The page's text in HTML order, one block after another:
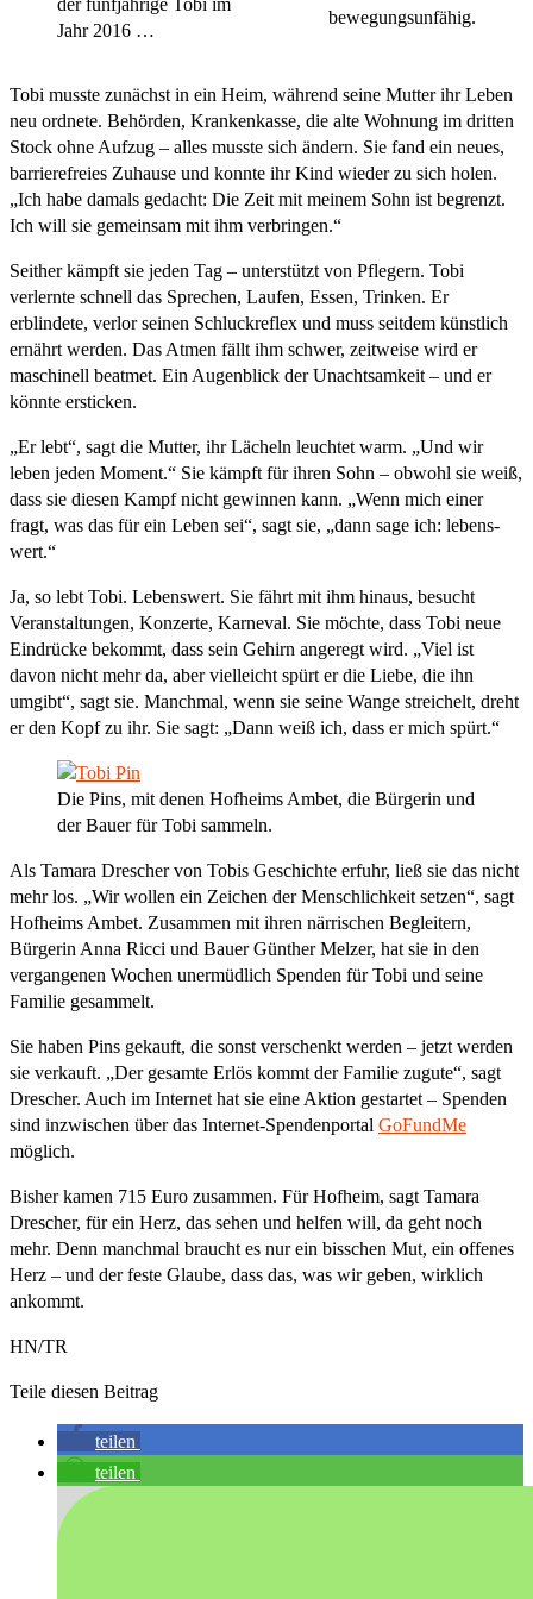
Jahr 2016 …
bewegungsunfähig.
Tobi musste zunächst in ein Heim, während seine Mutter ihr Leben
neu ordnete. Behörden, Krankenkasse, die alte Wohnung im dritten
Stock ohne Aufzug – alles musste sich ändern. Sie fand ein neues,
barrierefreies Zuhause und konnte ihr Kind wieder zu sich holen.
„Ich habe damals gedacht: Die Zeit mit meinem Sohn ist begrenzt.
Ich will sie gemeinsam mit ihm verbringen.“
Seither kämpft sie jeden Tag – unterstützt von Pflegern. Tobi
verlernte schnell das Sprechen, Laufen, Essen, Trinken. Er
erblindete, verlor seinen Schluckreflex und muss seitdem künstlich
ernährt werden. Das Atmen fällt ihm schwer, zeitweise wird er
maschinell beatmet. Ein Augenblick der Unachtsamkeit – und er
könnte ersticken.
„Er lebt“, sagt die Mutter, ihr Lächeln leuchtet warm. „Und wir
leben jeden Moment.“ Sie kämpft für ihren Sohn – obwohl sie weiß,
dass sie diesen Kampf nicht gewinnen kann. „Wenn mich einer
fragt, was das für ein Leben sei“, sagt sie, „dann sage ich: lebens­
wert.“
Ja, so lebt Tobi. Lebenswert. Sie fährt mit ihm hinaus, besucht
Veranstaltungen, Konzerte, Karneval. Sie möchte, dass Tobi neue
Eindrücke bekommt, dass sein Gehirn angeregt wird. „Viel ist
davon nicht mehr da, aber vielleicht spürt er die Liebe, die ihn
umgibt“, sagt sie. Manchmal, wenn sie seine Wange streichelt, dreht
er den Kopf zu ihr. Sie sagt: „Dann weiß ich, dass er mich spürt.“
Die Pins, mit denen Hofheims Ambet, die Bürgerin und
der Bauer für Tobi sammeln.
Als Tamara Drescher von Tobis Geschichte erfuhr, ließ sie das nicht
mehr los. „Wir wollen ein Zeichen der Menschlichkeit setzen“, sagt
Hofheims Ambet. Zusammen mit ihren närrischen Begleitern,
Bürgerin Anna Ricci und Bauer Günther Melzer, hat sie in den
vergangenen Wochen unermüdlich Spenden für Tobi und seine
Familie gesammelt.
Sie haben Pins gekauft, die sonst verschenkt werden – jetzt werden
sie verkauft. „Der gesamte Erlös kommt der Familie zugute“, sagt
Drescher. Auch im Internet hat sie eine Aktion gestartet – Spenden
sind inzwischen über das Internet-Spendenportal GoFundMe
möglich.
Bisher kamen 715 Euro zusammen. Für Hofheim, sagt Tamara
Drescher, für ein Herz, das sehen und helfen will, da geht noch
mehr. Denn manchmal braucht es nur ein bisschen Mut, ein offenes
Herz – und der feste Glaube, dass das, was wir geben, wirklich
ankommt.
HN/TR
Teile diesen Beitrag
teilen
teilen